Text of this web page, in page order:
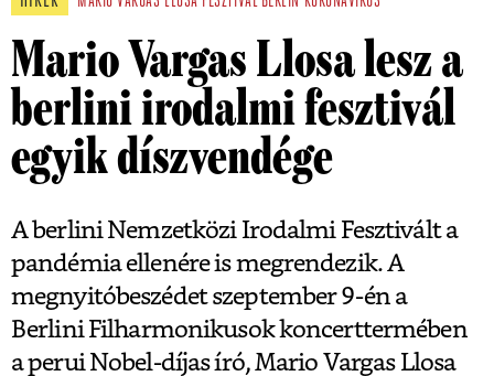
Mario Vargas Llosa lesz a
berlini irodalmi fesztivál
egyik díszvendége
A berlini Nemzetközi Irodalmi Fesztivált a
pandémia ellenére is megrendezik. A
megnyitóbeszédet szeptember 9-én a
Berlini Filharmonikusok koncerttermében
a perui Nobel-díjas író, Mario Vargas Llosa